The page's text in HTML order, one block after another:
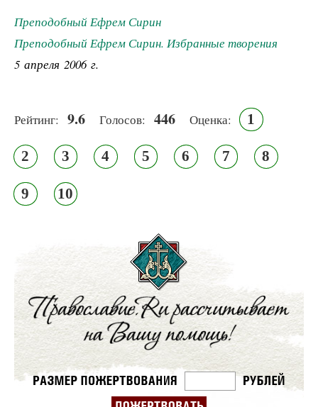
Преподобный Ефрем Сирин
Преподобный Ефрем Сирин. Избранные творения
5 апреля 2006 г.
Рейтинг: 9.6 Голосов: 446 Оценка: 1
2 3 4 5 6 7 8
9 10